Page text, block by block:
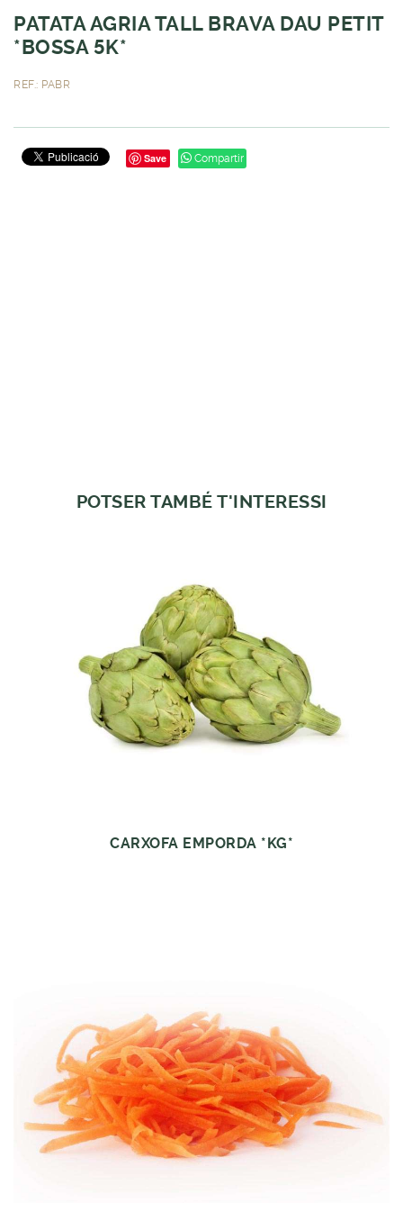
PATATA AGRIA TALL BRAVA DAU PETIT
*BOSSA 5K*
REF.: PABR
Save Compartir
POTSER TAMBÉ T'INTERESSI
CARXOFA EMPORDA *KG*